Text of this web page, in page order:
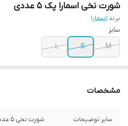
شورت نخی اسمارا پک 5 عددی
برند:اسمارا
سایز
M
S
L
مشخصات
سایر توضیحات شورت نخی 5 عددی اسمارا